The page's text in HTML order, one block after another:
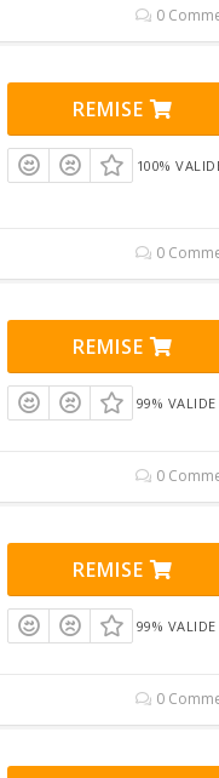
0
REMISE
100%
0
REMISE
99% VALIDE
0
REMISE
99% VALIDE
0